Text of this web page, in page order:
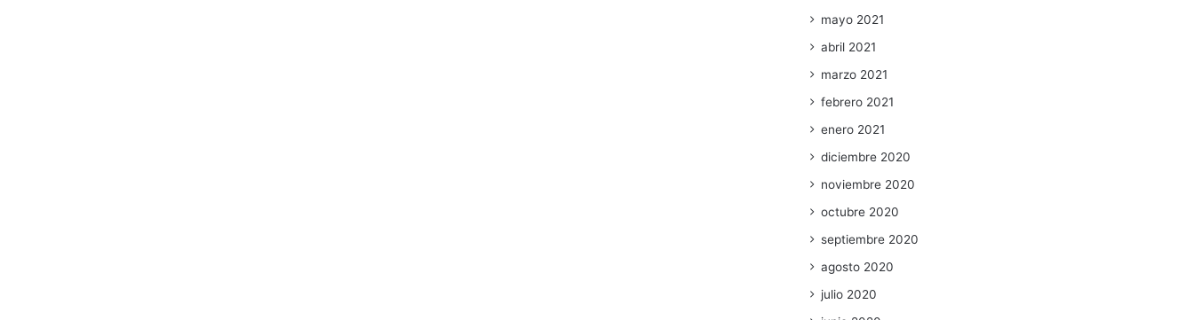
mayo 2021
abril 2021
marzo 2021
febrero 2021
enero 2021
diciembre 2020
noviembre 2020
octubre 2020
septiembre 2020
agosto 2020
julio 2020